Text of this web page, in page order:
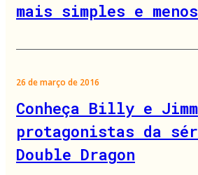
mais simples e
26 de março de 2016
Conheça Billy e
protagonistas da
Double Dragon